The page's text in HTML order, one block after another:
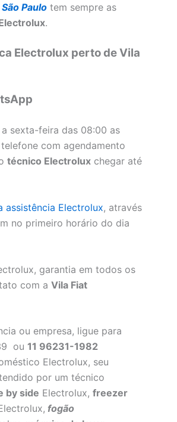
Paulo tem sempre as
.
Electrolux perto de Vila
sexta-feira das 08:00 as
com agendamento
técnico Electrolux chegar até
assistência Electrolux, através
no primeiro horário do dia
garantia em todos os
com a Vila Fiat
ou empresa, ligue para
ou 11 96231-1982
Electrolux, seu
por um técnico
by side Electrolux, freezer
fogão